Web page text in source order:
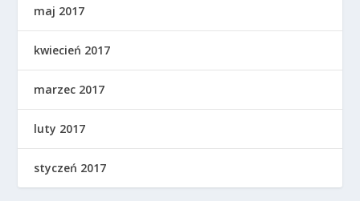
maj 2017
kwiecień 2017
marzec 2017
luty 2017
styczeń 2017